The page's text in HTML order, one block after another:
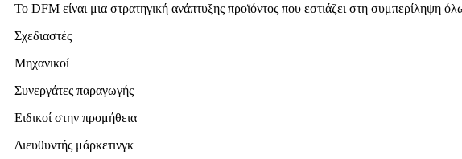
Το DFM είναι μια στρατηγική ανάπτυξης προϊόντος που εστιάζει στη συμπερίληψη
Σχεδιαστές
Μηχανικοί
Συνεργάτες παραγωγής
Ειδικοί στην προμήθεια
Διευθυντής μάρκετινγκ